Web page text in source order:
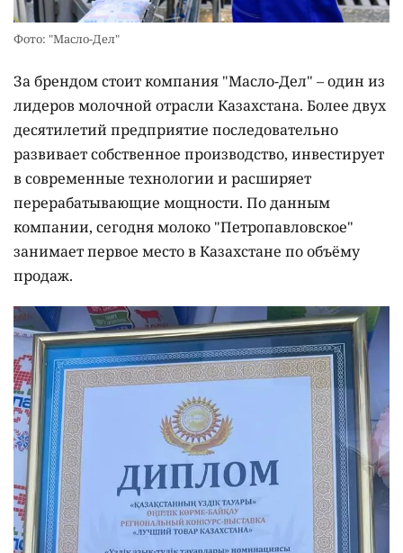
Фото: "Масло-Дел"
За брендом стоит компания "Масло-Дел" – один из
лидеров молочной отрасли Казахстана. Более двух
десятилетий предприятие последовательно
развивает собственное производство, инвестирует
в современные технологии и расширяет
перерабатывающие мощности. По данным
компании, сегодня молоко "Петропавловское"
занимает первое место в Казахстане по объёму
продаж.